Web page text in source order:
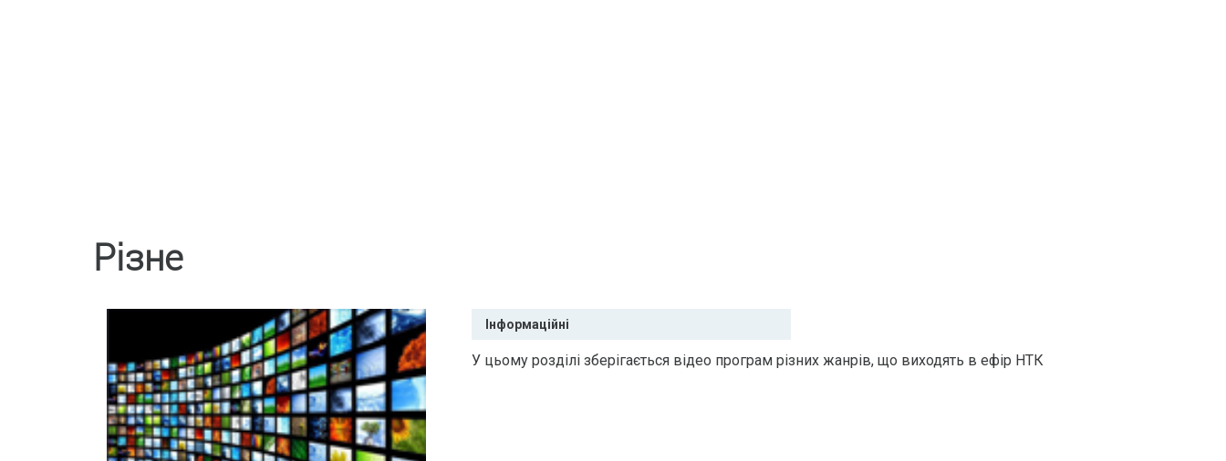
Різне
Інформаційні
У цьому розділі зберігається відео програм різних жанрів, що виходять в ефір НТК